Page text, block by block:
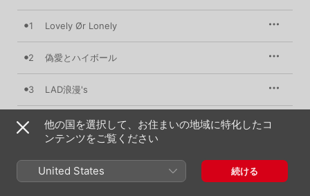
1 Lovely Ør Lonely
2 偽愛とハイボール
3 LAD浪漫's
4 100円キッス
6 第六感より
他の国を選択して、お住まいの地域に特化したコ
ンテンツをご覧ください
United States 続ける